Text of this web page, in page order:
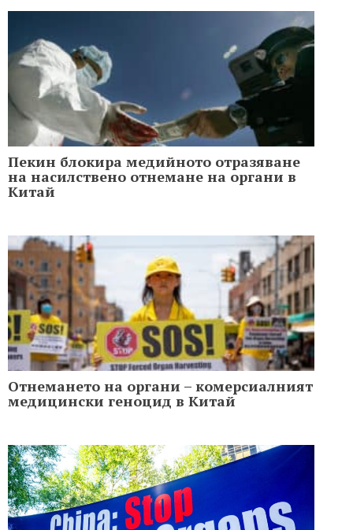
Пекин блокира медийното отразяване
на насилствено отнемане на органи в
Китай
Отнемането на органи – комерсиалният
медицински геноцид в Китай